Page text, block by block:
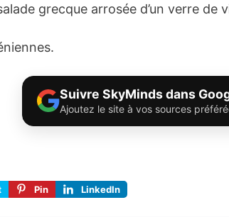
grecque arrosée d’un verre de
Suivre SkyMinds dans
Ajoutez le site à vos sources
Pin LinkedIn